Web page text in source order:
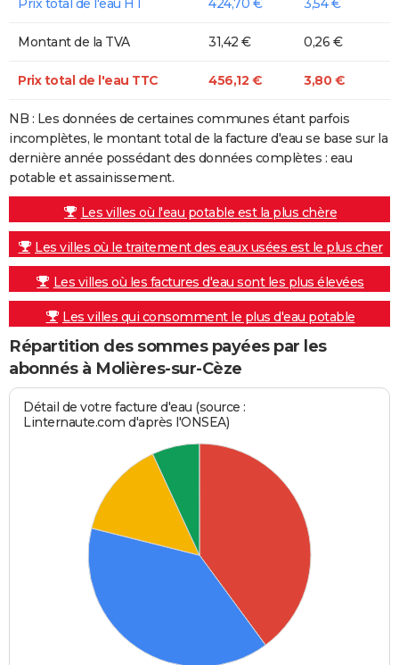
Montant de la TVA 31,42 € 0,26 €
Prix total de l'eau TTC 456,12 € 3,80 €
NB : Les données de certaines communes étant parfois
incomplètes, le montant total de la facture d'eau se base sur la
dernière année possédant des données complètes : eau
potable et assainissement.
Les villes où l'eau potable est la plus chère
Les villes où le traitement des eaux usées est le plus cher
Les villes où les factures d'eau sont les plus élevées
Les villes qui consomment le plus d'eau potable
Répartition des sommes payées par les
abonnés à Molières-sur-Cèze
Détail de votre facture d'eau (source :
Linternaute.com d'après l'ONSEA)